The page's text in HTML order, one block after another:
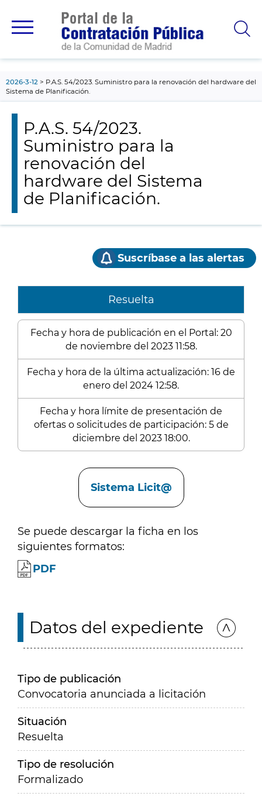
principal
2026-3-12
P.A.S. 54/2023. Suministro para la renovación del hardware del
Sistema de Planificación.
P.A.S. 54/2023.
Suministro para la
renovación del
hardware del Sistema
de Planificación.
Suscríbase a las alertas
Resuelta
Fecha y hora de publicación en el Portal: 20
de noviembre del 2023 11:58.
Fecha y hora de la última actualización: 16 de
enero del 2024 12:58.
Fecha y hora límite de presentación de
ofertas o solicitudes de participación: 5 de
diciembre del 2023 18:00.
Sistema Licit@
Se puede descargar la ficha en los
siguientes formatos:
PDF
Datos del expediente
Tipo de publicación
Convocatoria anunciada a licitación
Situación
Resuelta
Tipo de resolución
Formalizado